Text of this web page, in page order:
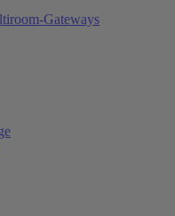
Gateways